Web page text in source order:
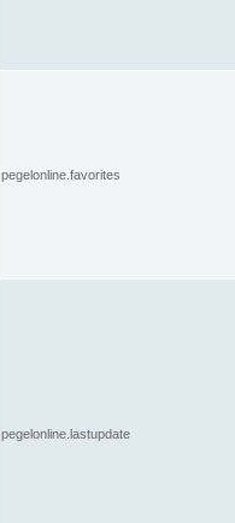
pegelonline.favorites
pegelonline.lastupdate